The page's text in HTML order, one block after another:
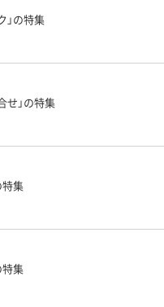
の特集
」の特集
特集
特集